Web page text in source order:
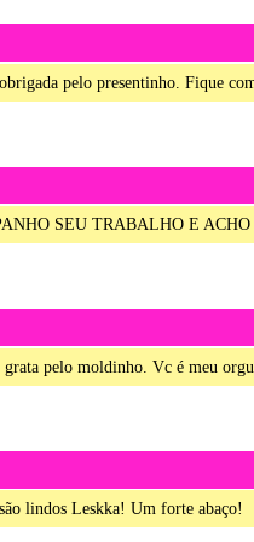
pelo presentinho. Fique
SEU TRABALHO E
pelo moldinho. Vc é meu
lindos Leskka! Um forte abaço!